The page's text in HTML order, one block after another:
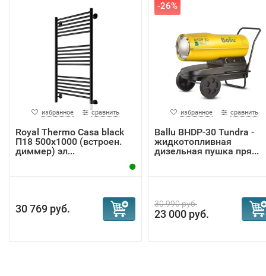
избранное сравнить
Royal Thermo Casa black
П18 500х1000 (встроен.
диммер) эл...
30 769 руб.
-26%
избранное сравнить
Ballu BHDP-30 Tundra -
жидкотопливная
дизельная пушка пря...
30 990 руб.
23 000 руб.